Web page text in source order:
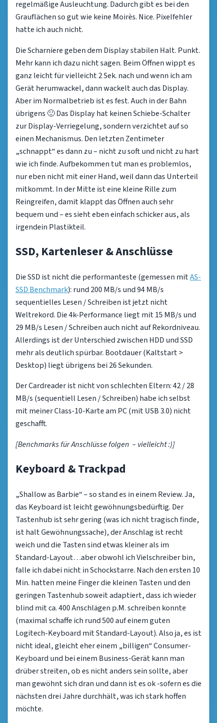
regelmäßige Ausleuchtung. Dadurch gibt es bei den
Grauflächen so gut wie keine Moirès. Nice. Pixelfehler
hatte ich auch nicht.
Die Scharniere geben dem Display stabilen Halt. Punkt.
Mehr kann ich dazu nicht sagen. Beim Öffnen wippt es
ganz leicht für vielleicht 2 Sek. nach und wenn ich am
Gerät herumwackel, dann wackelt auch das Display.
Aber im Normalbetrieb ist es fest. Auch in der Bahn
übrigens 🙂 Das Display hat keinen Schiebe-Schalter
zur Display-Verriegelung, sondern verzichtet auf so
einen Mechanismus. Den letzten Zentimeter
„schnappt“ es dann zu – nicht zu soft und nicht zu hart
wie ich finde. Aufbekommen tut man es problemlos,
nur eben nicht mit einer Hand, weil dann das Unterteil
mitkommt. In der Mitte ist eine kleine Rille zum
Reingreifen, damit klappt das Öffnen auch sehr
bequem und – es sieht eben einfach schicker aus, als
irgendein Plastikteil.
SSD, Kartenleser & Anschlüsse
Die SSD ist nicht die performanteste (gemessen mitAS-
SSD Benchmark): rund 200 MB/s und 94 MB/s
sequentielles Lesen / Schreiben ist jetzt nicht
Weltrekord. Die 4k-Performance liegt mit 15 MB/s und
29 MB/s Lesen / Schreiben auch nicht auf Rekordniveau.
Allerdings ist der Unterschied zwischen HDD und SSD
mehr als deutlich spürbar. Bootdauer (Kaltstart >
Desktop) liegt übrigens bei 26 Sekunden.
Der Cardreader ist nicht von schlechten Eltern: 42 / 28
MB/s (sequentiell Lesen / Schreiben) habe ich selbst
mit meiner Class-10-Karte am PC (mit USB 3.0) nicht
geschafft.
[Benchmarks für Anschlüsse folgen – vielleicht :)]
Keyboard & Trackpad
„Shallow as Barbie“ – so stand es in einem Review. Ja,
das Keyboard ist leicht gewöhnungsbedürftig. Der
Tastenhub ist sehr gering (was ich nicht tragisch finde,
ist halt Gewöhnungssache), der Anschlag ist recht
weich und die Tasten sind etwas kleiner als im
Standard-Layout…aber obwohl ich Vielschreiber bin,
falle ich dabei nicht in Schockstarre. Nach den ersten 10
Min. hatten meine Finger die kleinen Tasten und den
geringen Tastenhub soweit adaptiert, dass ich wieder
blind mit ca. 400 Anschlägen p.M. schreiben konnte
(maximal schaffe ich rund 500 auf einem guten
Logitech-Keyboard mit Standard-Layout). Also ja, es ist
nicht ideal, gleicht eher einem „billigen“ Consumer-
Keyboard und bei einem Business-Gerät kann man
drüber streiten, ob es nicht anders sein sollte, aber
man gewöhnt sich dran und dann ist es ok -sofern es die
nächsten drei Jahre durchhält, was ich stark hoffen
möchte.